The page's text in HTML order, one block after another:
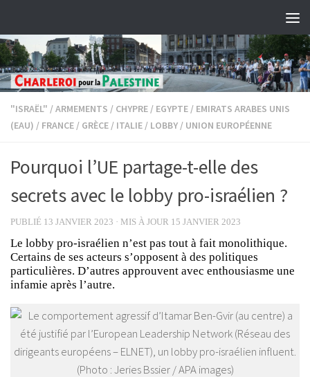
"ISRAËL" /ARMEMENTS / CHYPRE / EGYPTE / EMIRATS ARABES UNIS
(EAU) / FRANCE / GRÈCE / ITALIE / LOBBY / UNION EUROPÉENNE
Pourquoi l’UE partage-t-elle des
secrets avec le lobby pro-israélien ?
PUBLIÉ 13 JANVIER 2023 · MIS À JOUR 15 JANVIER 2023
Le lobby pro-israélien n’est pas tout à fait monolithique.
Certains de ses acteurs s’opposent à des politiques
particulières. D’autres approuvent avec enthousiasme une
infamie après l’autre.